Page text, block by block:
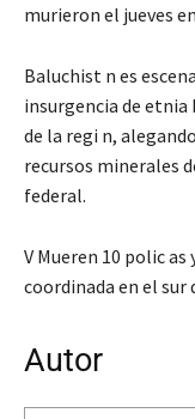
murieron el jueves
Baluchist n es
insurgencia de etnia
de la regi n,
recursos minerales
federal.
V Mueren 10 polic
coordinada en el sur
Autor